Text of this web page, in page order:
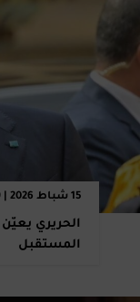
15 شباط 2026 | 18:39
الحريري يعيّن
المستقبل